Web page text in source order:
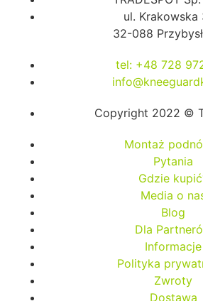
ul. Krakowska
32-088
tel: +48 728
Copyright 2022 ©
Montaż
Pytania
Gdzie
Media o
Blog
Dla
Informacje
Polityka
Zwroty
Dostawa